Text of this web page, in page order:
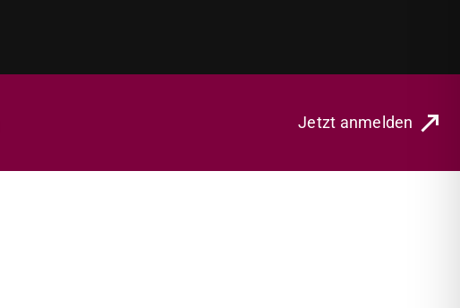
Jetzt anmelden